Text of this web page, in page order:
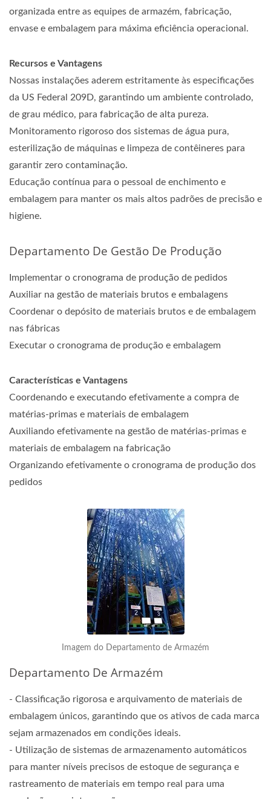
organizada entre as equipes de armazém, fabricação,
envase e embalagem para máxima eficiência operacional.
Recursos e Vantagens
Nossas instalações aderem estritamente às especificações
da US Federal 209D, garantindo um ambiente controlado,
de grau médico, para fabricação de alta pureza.
Monitoramento rigoroso dos sistemas de água pura,
esterilização de máquinas e limpeza de contêineres para
garantir zero contaminação.
Educação contínua para o pessoal de enchimento e
embalagem para manter os mais altos padrões de precisão e
higiene.
Departamento De Gestão De Produção
Implementar o cronograma de produção de pedidos
Auxiliar na gestão de materiais brutos e embalagens
Coordenar o depósito de materiais brutos e de embalagem
nas fábricas
Executar o cronograma de produção e embalagem
Características e Vantagens
Coordenando e executando efetivamente a compra de
matérias-primas e materiais de embalagem
Auxiliando efetivamente na gestão de matérias-primas e
materiais de embalagem na fabricação
Organizando efetivamente o cronograma de produção dos
pedidos
Imagem do Departamento de Armazém
Departamento De Armazém
- Classificação rigorosa e arquivamento de materiais de
embalagem únicos, garantindo que os ativos de cada marca
sejam armazenados em condições ideais.
- Utilização de sistemas de armazenamento automáticos
para manter níveis precisos de estoque de segurança e
rastreamento de materiais em tempo real para uma